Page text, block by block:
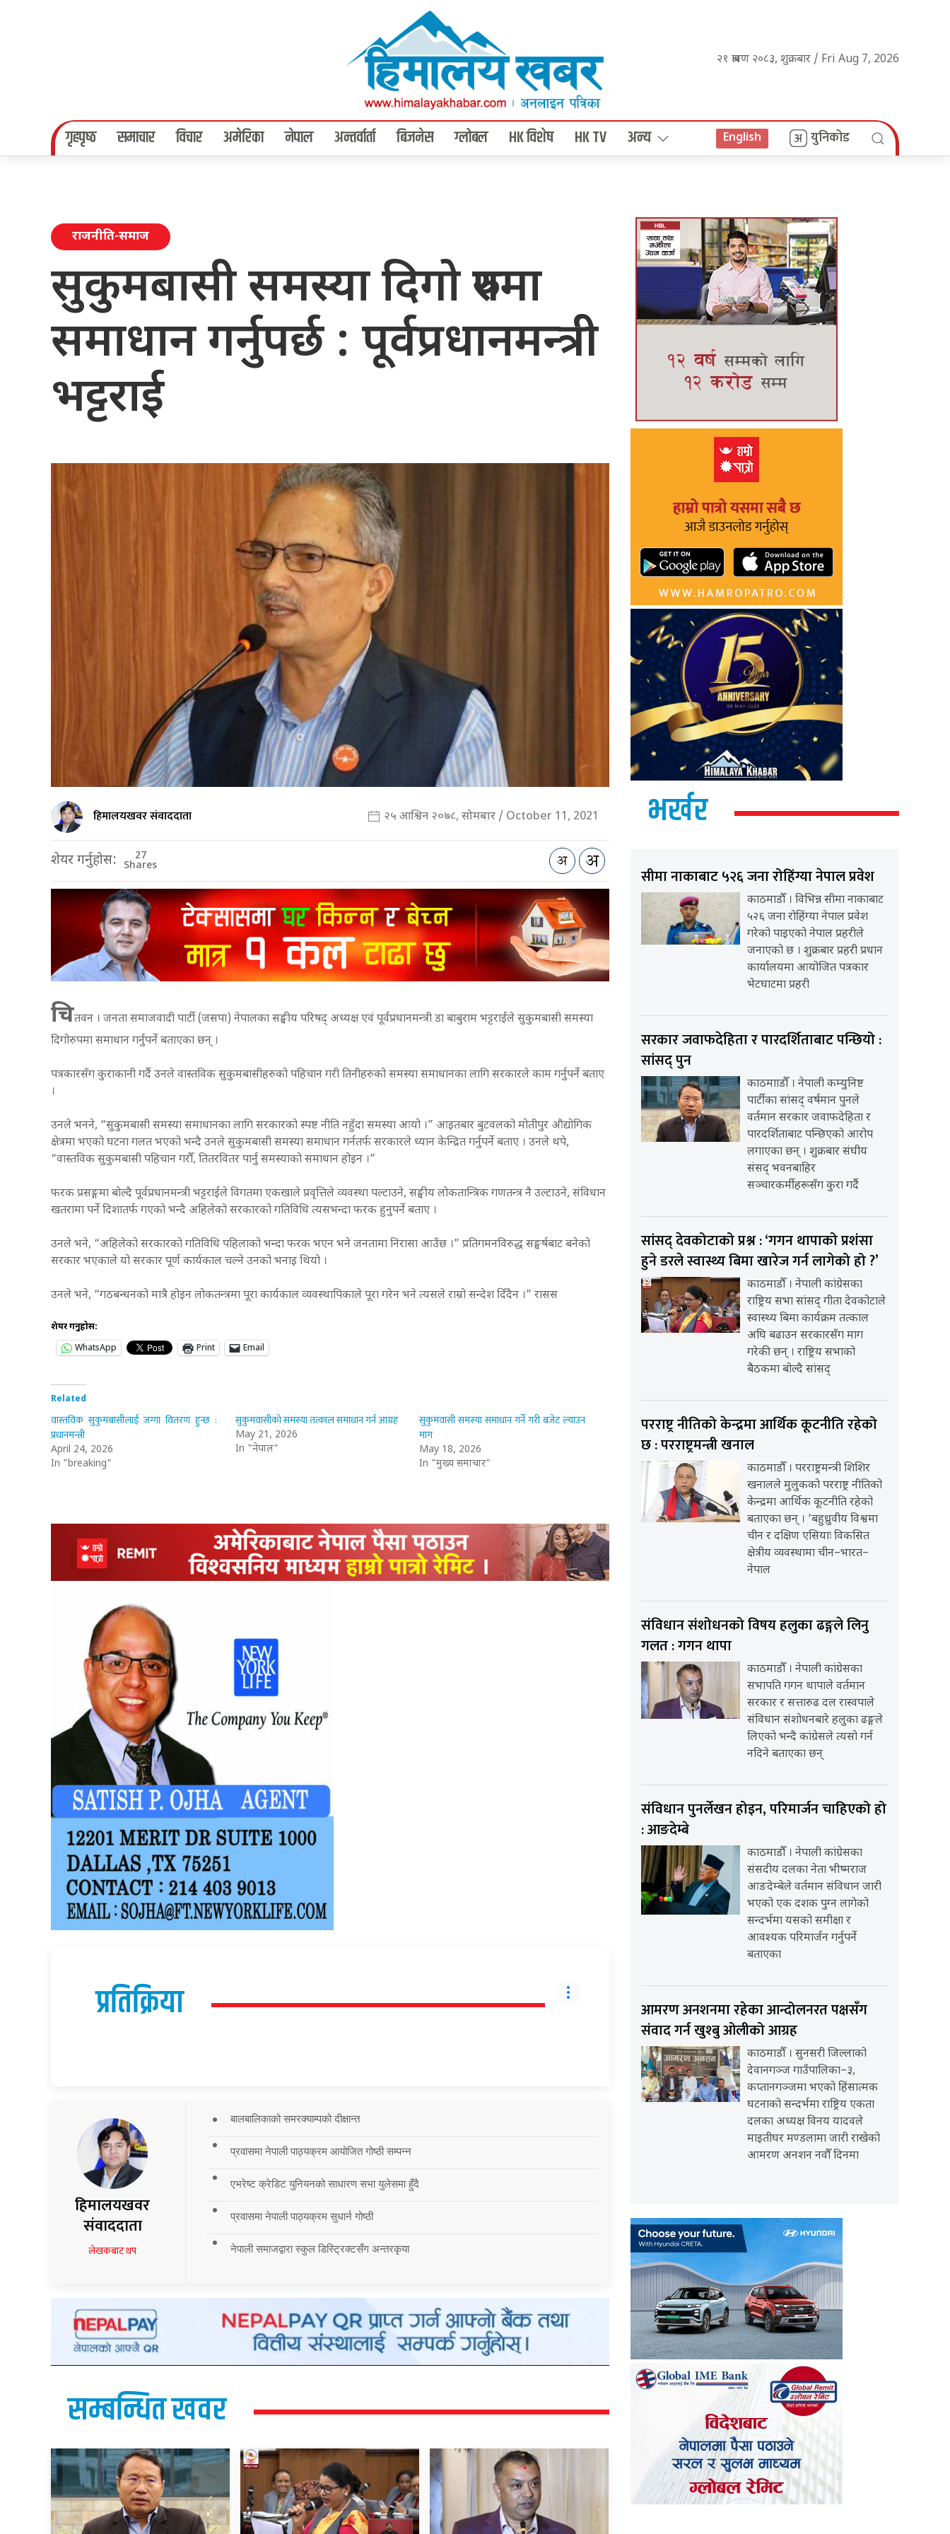
२१ श्रावण २०८३, शुक्रबार / Fri Aug 7, 2026
गृहपृष्‍ठ समाचार विचार अमेरिका नेपाल अन्तर्वार्ता बिजनेस ग्लोबल HK विशेष HK TV अन्य English युनिकोड
राजनीति-समाज
सुकुमबासी समस्या दिगो रुपमा
समाधान गर्नुपर्छ : पूर्वप्रधानमन्त्री
भट्टराई
हिमालयखवर संवाददाता २५ आश्विन २०७८, सोमबार / October 11, 2021
शेयर गर्नुहोस: 27
Shares
चितवन । जनता समाजवादी पार्टी (जसपा) नेपालका सङ्घीय परिषद् अध्यक्ष एवं पूर्वप्रधानमन्त्री डा बाबुराम भट्टराईले सुकुमबासी समस्या
दिगोरुपमा समाधान गर्नुपर्ने बताएका छन् ।
पत्रकारसँग कुराकानी गर्दै उनले वास्तविक सुकुमबासीहरुको पहिचान गरी तिनीहरुको समस्या समाधानका लागि सरकारले काम गर्नुपर्ने बताए
।
उनले भनने, “सुकुमबासी समस्या समाधानका लागि सरकारको स्पष्ट नीति नहुँदा समस्या आयो ।” आइतबार बुटवलको मोतीपुर औद्योगिक
क्षेत्रमा भएको घटना गलत भएको भन्दै उनले सुकुमबासी समस्या समाधान गर्नतर्फ सरकारले ध्यान केन्द्रित गर्नुपर्ने बताए । उनले थपे,
“वास्तविक सुकुमबासी पहिचान गरौँ, तितरवितर पार्नु समस्याको समाधान होइन ।”
फरक प्रसङ्गमा बोल्दै पूर्वप्रधानमन्त्री भट्टराईले विगतमा एकखाले प्रवृत्तिले व्यवस्था पल्टाउने, सङ्घीय लोकतान्त्रिक गणतन्त्र नै उल्टाउने, संविधान
खतरामा पर्ने दिशातर्फ गएको भन्दै अहिलेको सरकारको गतिविधि त्यसभन्दा फरक हुनुपर्ने बताए ।
उनले भने, “अहिलेको सरकारको गतिविधि पहिलाको भन्दा फरक भएन भने जनतामा निरासा आउँछ ।” प्रतिगमनविरुद्ध सङ्घर्षबाट बनेको
सरकार भएकाले यो सरकार पूर्ण कार्यकाल चल्ने उनको भनाइ थियो ।
उनले भने, “गठबन्धनको मात्रै होइन लोकतन्त्रमा पूरा कार्यकाल व्यवस्थापिकाले पूरा गरेन भने त्यसले राम्रो सन्देश दिँदैन ।” रासस
शेयर गर्नुहोस:
WhatsApp
Print Email
Related
वास्तविक सुकुमबासीलाई जग्गा वितरण हुन्छ :
प्रधानमन्त्री
April 24, 2026
In "breaking"
सुकुमवासीको समस्या तत्काल समाधान गर्न आग्रह
May 21, 2026
In "नेपाल"
सुकुमवासी समस्या समाधान गर्ने गरी बजेट ल्याउन
माग
May 18, 2026
In "मुख्य समाचार"
प्रतिक्रिया
हिमालयखवर
संवाददाता
लेखकबाट थप
बालबालिकाको समरक्याम्पको दीक्षान्त
प्रवासमा नेपाली पाठ्यक्रम आयोजित गोष्ठी सम्पन्न
एभरेष्ट क्रेडिट युनियनको साधारण सभा युलेसमा हुँदै
प्रवासमा नेपाली पाठ्यक्रम सुधार्न गोष्ठी
नेपाली समाजद्वारा स्कुल डिस्ट्रिक्टसँग अन्तरकृया
सम्बन्धित खवर
भर्खर
सीमा नाकाबाट ५२६ जना रोहिंग्या नेपाल प्रवेश
काठमाडौँ । विभिन्न सीमा नाकाबाट
५२६ जना रोहिंग्या नेपाल प्रवेश
गरेको पाइएको नेपाल प्रहरीले
जनाएको छ । शुक्रबार प्रहरी प्रधान
कार्यालयमा आयोजित पत्रकार
भेटघाटमा प्रहरी
सरकार जवाफदेहिता र पारदर्शिताबाट पन्छियो :
सांसद् पुन
काठमााडौँ । नेपाली कम्युनिष्ट
पार्टीका सांसद् वर्षमान पुनले
वर्तमान सरकार जवाफदेहिता र
पारदर्शिताबाट पन्छिएको आरोप
लगाएका छन् । शुक्रबार संघीय
संसद् भवनबाहिर
सञ्चारकर्मीहरूसँग कुरा गर्दै
सांसद् देवकोटाको प्रश्न : ‘गगन थापाको प्रशंसा
हुने डरले स्वास्थ्य बिमा खारेज गर्न लागेको हो ?’
काठमाडौँ । नेपाली कांग्रेसका
राष्ट्रिय सभा सांसद् गीता देवकोटाले
स्वास्थ्य बिमा कार्यक्रम तत्काल
अघि बढाउन सरकारसँग माग
गरेकी छन् । राष्ट्रिय सभाको
बैठकमा बोल्दै सांसद्
परराष्ट्र नीतिको केन्द्रमा आर्थिक कूटनीति रहेको
छ : परराष्ट्रमन्त्री खनाल
काठमाडौँ । परराष्ट्रमन्त्री शिशिर
खनालले मुलुकको परराष्ट्र नीतिको
केन्द्रमा आर्थिक कूटनीति रहेको
बताएका छन् । ‘बहुध्रुवीय विश्वमा
चीन र दक्षिण एसियाः विकसित
क्षेत्रीय व्यवस्थामा चीन–भारत–
नेपाल
संविधान संशोधनको विषय हलुका ढङ्गले लिनु
गलत : गगन थापा
काठमाडौँ । नेपाली कांग्रेसका
सभापति गगन थापाले वर्तमान
सरकार र सत्तारुढ दल रास्वपाले
संविधान संशोधनबारे हलुका ढङ्गले
लिएको भन्दै कांग्रेसले त्यसो गर्न
नदिने बताएका छन्
संविधान पुनर्लेखन होइन, परिमार्जन चाहिएको हो
: आङदेम्बे
काठमाडौँ । नेपाली कांग्रेसका
संसदीय दलका नेता भीष्मराज
आङदेम्बेले वर्तमान संविधान जारी
भएको एक दशक पुग्न लागेको
सन्दर्भमा यसको समीक्षा र
आवश्यक परिमार्जन गर्नुपर्ने
बताएका
आमरण अनशनमा रहेका आन्दोलनरत पक्षसँग
संवाद गर्न खुश्बु ओलीको आग्रह
काठमाडौँ । सुनसरी जिल्लाको
देवानगञ्ज गाउँपालिका–३,
कप्तानगञ्जमा भएको हिंसात्मक
घटनाको सन्दर्भमा राष्ट्रिय एकता
दलका अध्यक्ष विनय यादवले
माइतीघर मण्डलामा जारी राखेको
आमरण अनशन नवौँ दिनमा